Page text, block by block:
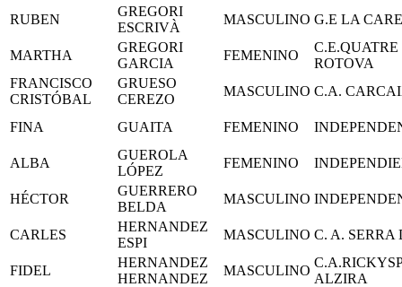
RUBEN
GREGORI
ESCRIVÀ
MASCULINO G.E LA
MARTHA
GREGORI
GARCIA
FEMENINO
C.E.QUATRE
ROTOVA
FRANCISCO
CRISTÓBAL
GRUESO
CEREZO
MASCULINO C.A.
FINA GUAITA FEMENINO
ALBA
GUEROLA
LÓPEZ
FEMENINO
HÉCTOR
GUERRERO
BELDA
MASCULINO
CARLES
HERNANDEZ
ESPI
MASCULINO C. A.
FIDEL
HERNANDEZ
HERNANDEZ
MASCULINO
ALZIRA